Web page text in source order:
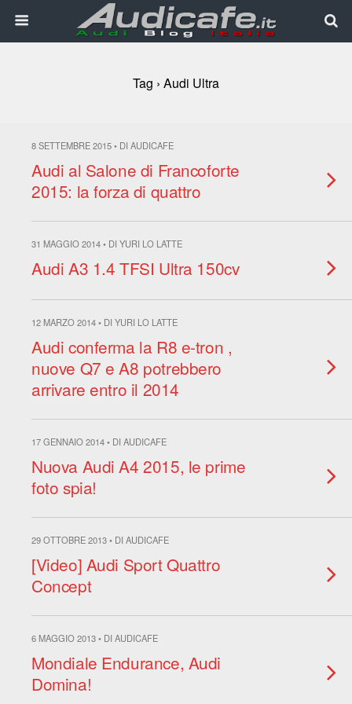
Tag › Audi Ultra
8 SETTEMBRE 2015 • DI AUDICAFE
Audi al Salone di Francoforte
2015: la forza di quattro
31 MAGGIO 2014 • DI YURI LO LATTE
Audi A3 1.4 TFSI Ultra 150cv
12 MARZO 2014 • DI YURI LO LATTE
Audi conferma la R8 e-tron ,
nuove Q7 e A8 potrebbero
arrivare entro il 2014
17 GENNAIO 2014 • DI AUDICAFE
Nuova Audi A4 2015, le prime
foto spia!
29 OTTOBRE 2013 • DI AUDICAFE
[Video] Audi Sport Quattro
Concept
6 MAGGIO 2013 • DI AUDICAFE
Mondiale Endurance, Audi
Domina!